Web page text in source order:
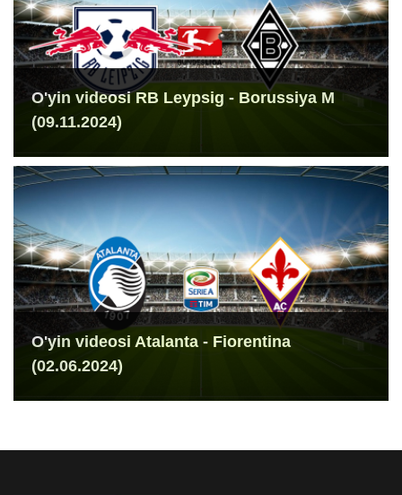
O'yin videosi RB Leypsig - Borussiya M
(09.11.2024)
O'yin videosi Atalanta - Fiorentina
(02.06.2024)